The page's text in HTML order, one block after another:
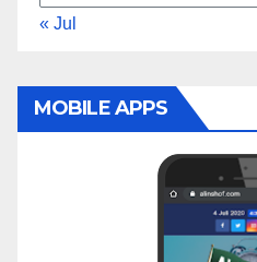
« Jul
MOBILE APPS